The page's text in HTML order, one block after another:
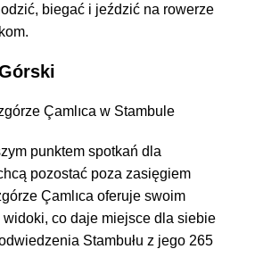
biegać i jeździć na rowerze
Çamlıca w Stambule
punktem spotkań dla
pozostać poza zasięgiem
Çamlıca oferuje swoim
widoki, co daje miejsce dla siebie
Stambułu z jego 265